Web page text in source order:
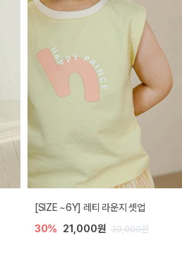
[SIZE ~6Y] 레티 라운지 셋업
30% 21,000원 30,000원